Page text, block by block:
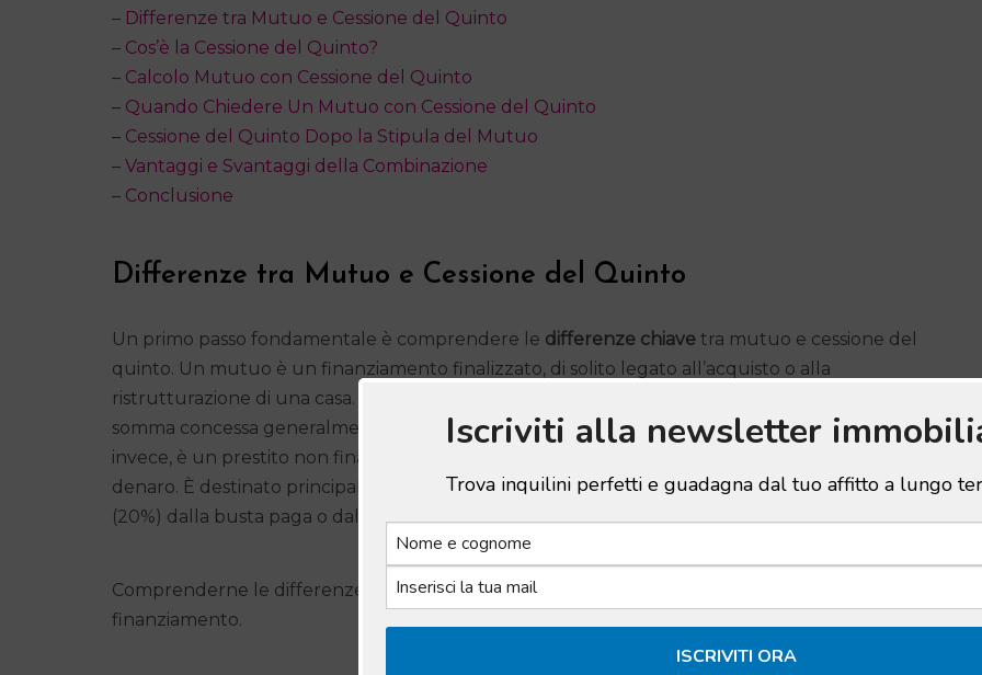
– Differenze tra Mutuo e Cessione del Quinto
– Cos’è la Cessione del Quinto?
– Calcolo Mutuo con Cessione del Quinto
– Quando Chiedere Un Mutuo con Cessione del Quinto
– Cessione del Quinto Dopo la Stipula del Mutuo
– Vantaggi e Svantaggi della Combinazione
– Conclusione
Differenze tra Mutuo e Cessione del Quinto
Un primo passo fondamentale è comprendere le differenze chiave tra mutuo e cessione del
quinto. Un mutuo è un finanziamento finalizzato, di solito legato all’acquisto o alla
ristrutturazione di una casa. Questi lo richiedono per mettere un’ipoteca sull’immobile, e la
somma concessa generalmente non supera l’80% del valore della casa. La cessione del quinto,
invece, è un prestito non finalizzato. Ciò significa che non è necessario motivare la richiesta di
denaro. È destinato principalmente a dipendenti e pensionati e implica una trattenuta fissa
(20%) dalla busta paga o dalla pensione.
Comprenderne le differenze permette di pianificare strategicamente le proprie possibilità di
finanziamento.
Iscriviti alla newsletter
Trova inquilini perfetti e guadagna dal tuo affitto a lungo